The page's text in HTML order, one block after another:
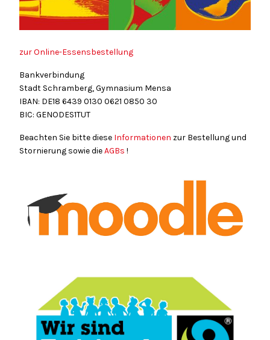
zur Online-Essensbestellung
Bankverbindung
Stadt Schramberg, Gymnasium Mensa
IBAN: DE18 6439 0130 0621 0850 30
BIC: GENODES1TUT
Beachten Sie bitte diese Informationen zur Bestellung und
Stornierung sowie dieAGBs !